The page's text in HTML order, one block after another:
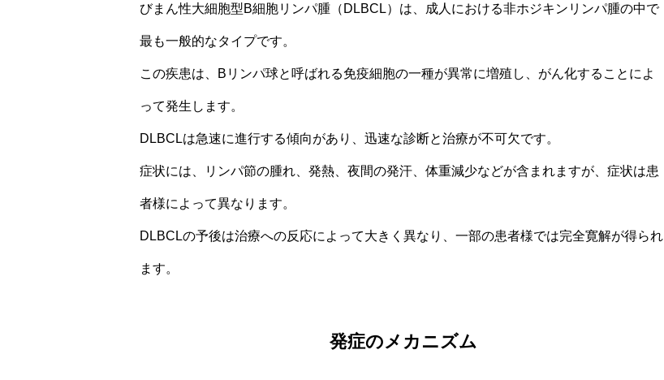
びまん性大細胞型B細胞リンパ腫（DLBCL）は、成人における非ホジキンリンパ腫の中で
最も一般的なタイプです。
この疾患は、Bリンパ球と呼ばれる免疫細胞の一種が異常に増殖し、がん化することによ
って発生します。
DLBCLは急速に進行する傾向があり、迅速な診断と治療が不可欠です。
症状には、リンパ節の腫れ、発熱、夜間の発汗、体重減少などが含まれますが、症状は患
者様によって異なります。
DLBCLの予後は治療への反応によって大きく異なり、一部の患者様では完全寛解が得られ
ます。
発症のメカニズム